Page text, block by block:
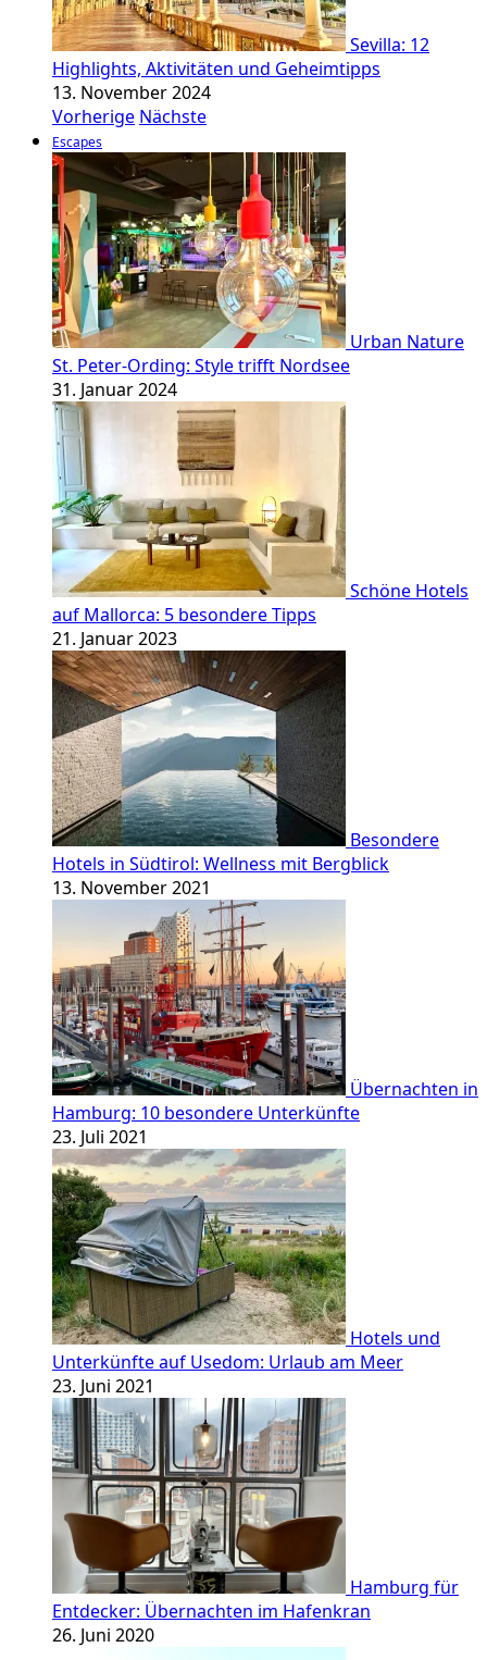
Sevilla: 12
Highlights, Aktivitäten und Geheimtipps
13. November 2024
Vorherige Nächste
Escapes
Urban Nature
St. Peter-Ording: Style trifft Nordsee
31. Januar 2024
Schöne Hotels
auf Mallorca: 5 besondere Tipps
21. Januar 2023
Besondere
Hotels in Südtirol: Wellness mit Bergblick
13. November 2021
Übernachten in
Hamburg: 10 besondere Unterkünfte
23. Juli 2021
Hotels und
Unterkünfte auf Usedom: Urlaub am Meer
23. Juni 2021
Hamburg für
Entdecker: Übernachten im Hafenkran
26. Juni 2020